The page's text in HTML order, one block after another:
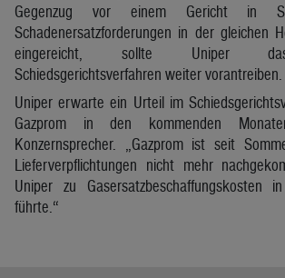
Gegenzug vor einem Gericht in
Schadenersatzforderungen in der gleichen
eingereicht, sollte Uniper
Schiedsgerichtsverfahren weiter vorantreiben.
Uniper erwarte ein Urteil im
Gazprom in den kommenden
Konzernsprecher. „Gazprom ist seit
Lieferverpflichtungen nicht mehr
Uniper zu Gasersatzbeschaffungskosten
führte.“